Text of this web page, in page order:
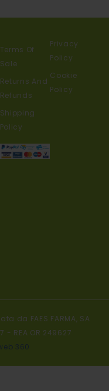
alla
Terms Of
Sale
Returns And
Refunds
Shipping
Policy
Privacy
Policy
Cookie
Policy
da FAES FARMA, SA
- REA OR 249627